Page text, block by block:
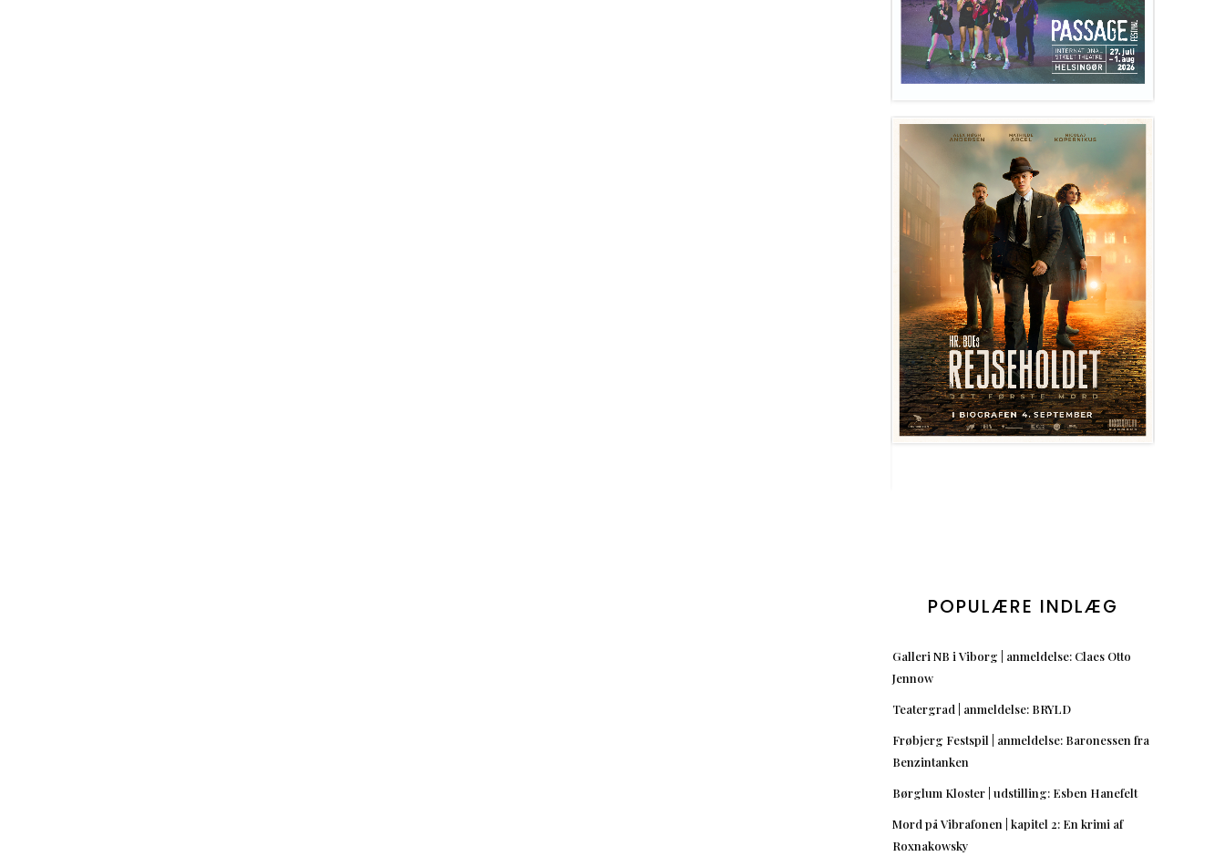
POPULÆRE INDLÆG
Galleri NB i Viborg | anmeldelse: Claes Otto
Jennow
Teatergrad | anmeldelse: BRYLD
Frøbjerg Festspil | anmeldelse: Baronessen fra
Benzintanken
Børglum Kloster | udstilling: Esben Hanefelt
Mord på Vibrafonen | kapitel 2: En krimi af
Roxnakowsky